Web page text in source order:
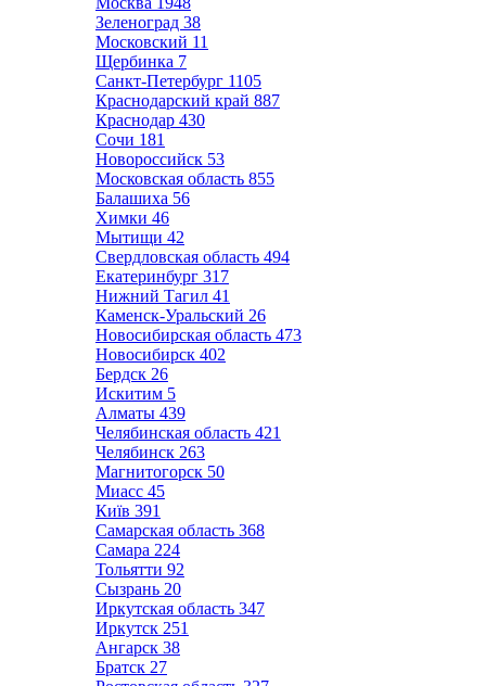
Зеленоград 38
Московский 11
Щербинка 7
Санкт-Петербург 1105
Краснодарский край 887
Краснодар 430
Сочи 181
Новороссийск 53
Московская область 855
Балашиха 56
Химки 46
Мытищи 42
Свердловская область 494
Екатеринбург 317
Нижний Тагил 41
Каменск-Уральский 26
Новосибирская область 473
Новосибирск 402
Бердск 26
Искитим 5
Алматы 439
Челябинская область 421
Челябинск 263
Магнитогорск 50
Миасс 45
Київ 391
Самарская область 368
Самара 224
Тольятти 92
Сызрань 20
Иркутская область 347
Иркутск 251
Ангарск 38
Братск 27